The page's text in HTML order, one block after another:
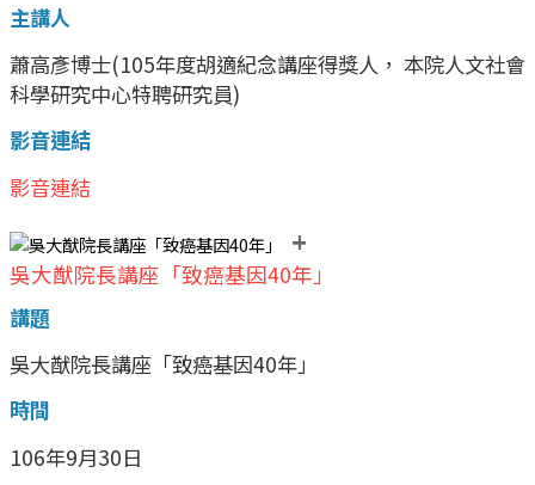
主講人
蕭高彥博士(105年度胡適紀念講座得獎人， 本院人文社會
科學研究中心特聘研究員)
影音連結
影音連結
+
吳大猷院長講座「致癌基因40年」
講題
吳大猷院長講座「致癌基因40年」
時間
106年9月30日